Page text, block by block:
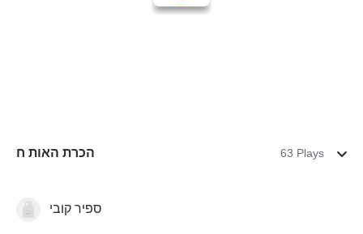
הכרת האות ח 63 Plays
Hebrewספיר קובי